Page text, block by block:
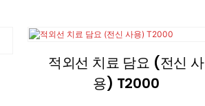
적외선 치료 담요 (전신 사
용) T2000